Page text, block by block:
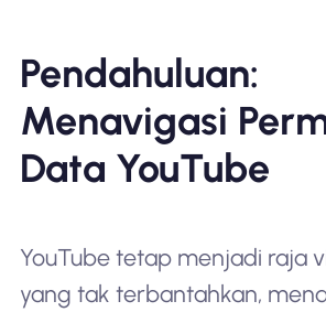
Pendahuluan:
Menavigasi
Data YouTube
YouTube tetap menjadi raja
yang tak terbantahkan,